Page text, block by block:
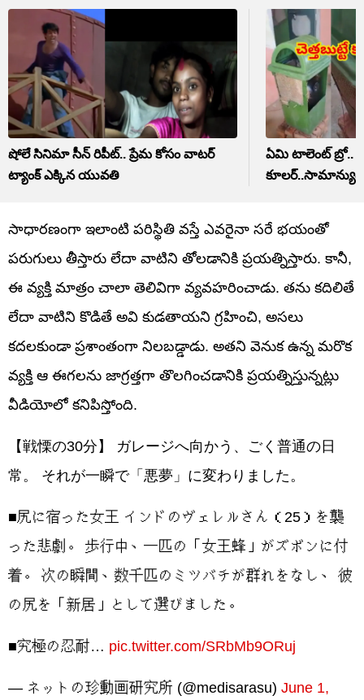
షోలే సినిమా సీన్ రిపీట్.. ప్రేమ కోసం వాటర్
ట్యాంక్ ఎక్కిన యువతి
ఏమి టాలెంట్ బ్రో..
సాధారణంగా ఇలాంటి పరిస్థితి వస్తే ఎవరైనా సరే భయంతో
పరుగులు తీస్తారు లేదా వాటిని తోలడానికి ప్రయత్నిస్తారు. కానీ,
ఈ వ్యక్తి మాత్రం చాలా తెలివిగా వ్యవహరించాడు. తను కదిలితే
లేదా వాటిని కొడితే అవి కుడతాయని గ్రహించి, అసలు
కదలకుండా ప్రశాంతంగా నిలబడ్డాడు. అతని వెనుక ఉన్న మరొక
వ్యక్తి ఆ ఈగలను జాగ్రత్తగా తొలగించడానికి ప్రయత్నిస్తున్నట్లు
వీడియోలో కనిపిస్తోంది.
【戦慄の30分】 ガレージへ向かう、ごく普通の日
常。 それが一瞬で「悪夢」に変わりました。
■尻に宿った女王 インドのヴェレルさん（25）を襲
った悲劇。 歩行中、一匹の「女王蜂」がズボンに付
着。 次の瞬間、数千匹のミツバチが群れをなし、 彼
の尻を「新居」として選びました。
■究極の忍耐… pic.twitter.com/SRbMb9ORuj
— ネットの珍動画研究所 (@medisarasu) June 1,